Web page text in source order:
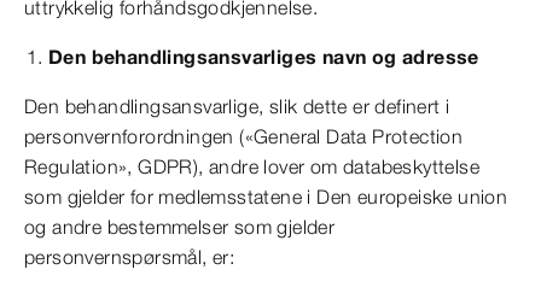
uttrykkelig forhåndsgodkjennelse.
Den behandlingsansvarliges navn og adresse
Den behandlingsansvarlige, slik dette er definert i
personvernforordningen («General Data Protection
Regulation», GDPR), andre lover om databeskyttelse
som gjelder for medlemsstatene i Den europeiske union
og andre bestemmelser som gjelder
personvernspørsmål, er: